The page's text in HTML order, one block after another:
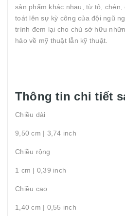
sản phẩm khác nhau, từ tô,
toát lên sự kỳ công của đội ngũ
trình đem lại cho chủ sở hữu
hảo về mỹ thuật lẫn kỹ thuật.
Thông tin chi tiết
Chiều dài
9,50 cm | 3,74 inch
Chiều rộng
1 cm | 0,39 inch
Chiều cao
1,40 cm | 0,55 inch